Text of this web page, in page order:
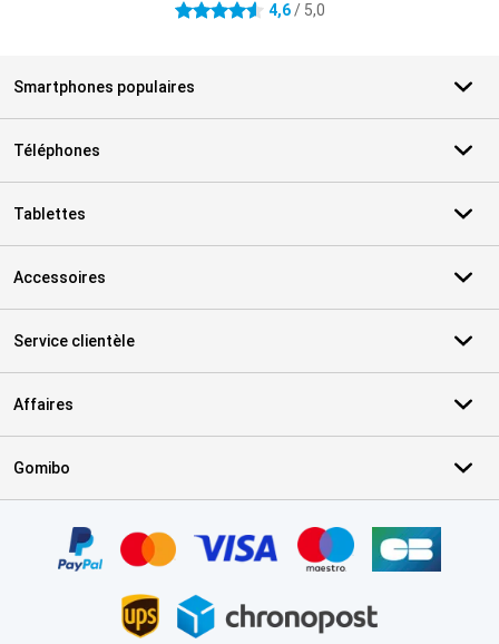
4.6 étoiles 4,6/ 5,0
Smartphones populaires
Téléphones
Tablettes
Accessoires
Service clientèle
Affaires
Gomibo